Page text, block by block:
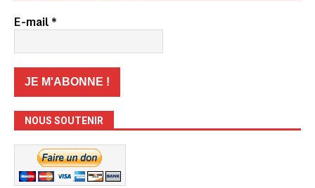
E-mail*
NOUS SOUTENIR